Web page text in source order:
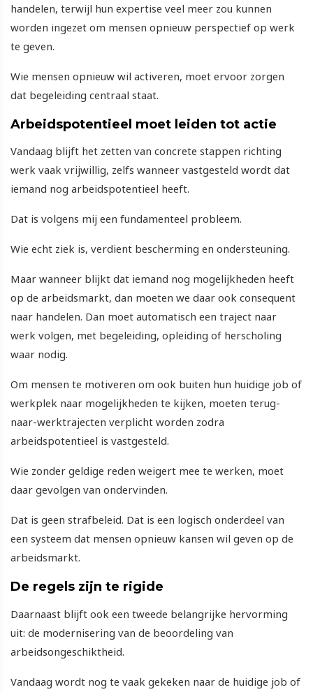
handelen, terwijl hun expertise veel meer zou kunnen
worden ingezet om mensen opnieuw perspectief op werk
te geven.
Wie mensen opnieuw wil activeren, moet ervoor zorgen
dat begeleiding centraal staat.
Arbeidspotentieel moet leiden tot actie
Vandaag blijft het zetten van concrete stappen richting
werk vaak vrijwillig, zelfs wanneer vastgesteld wordt dat
iemand nog arbeidspotentieel heeft.
Dat is volgens mij een fundamenteel probleem.
Wie echt ziek is, verdient bescherming en ondersteuning.
Maar wanneer blijkt dat iemand nog mogelijkheden heeft
op de arbeidsmarkt, dan moeten we daar ook consequent
naar handelen. Dan moet automatisch een traject naar
werk volgen, met begeleiding, opleiding of herscholing
waar nodig.
Om mensen te motiveren om ook buiten hun huidige job of
werkplek naar mogelijkheden te kijken, moeten terug-
naar-werktrajecten verplicht worden zodra
arbeidspotentieel is vastgesteld.
Wie zonder geldige reden weigert mee te werken, moet
daar gevolgen van ondervinden.
Dat is geen strafbeleid. Dat is een logisch onderdeel van
een systeem dat mensen opnieuw kansen wil geven op de
arbeidsmarkt.
De regels zijn te rigide
Daarnaast blijft ook een tweede belangrijke hervorming
uit: de modernisering van de beoordeling van
arbeidsongeschiktheid.
Vandaag wordt nog te vaak gekeken naar de huidige job of